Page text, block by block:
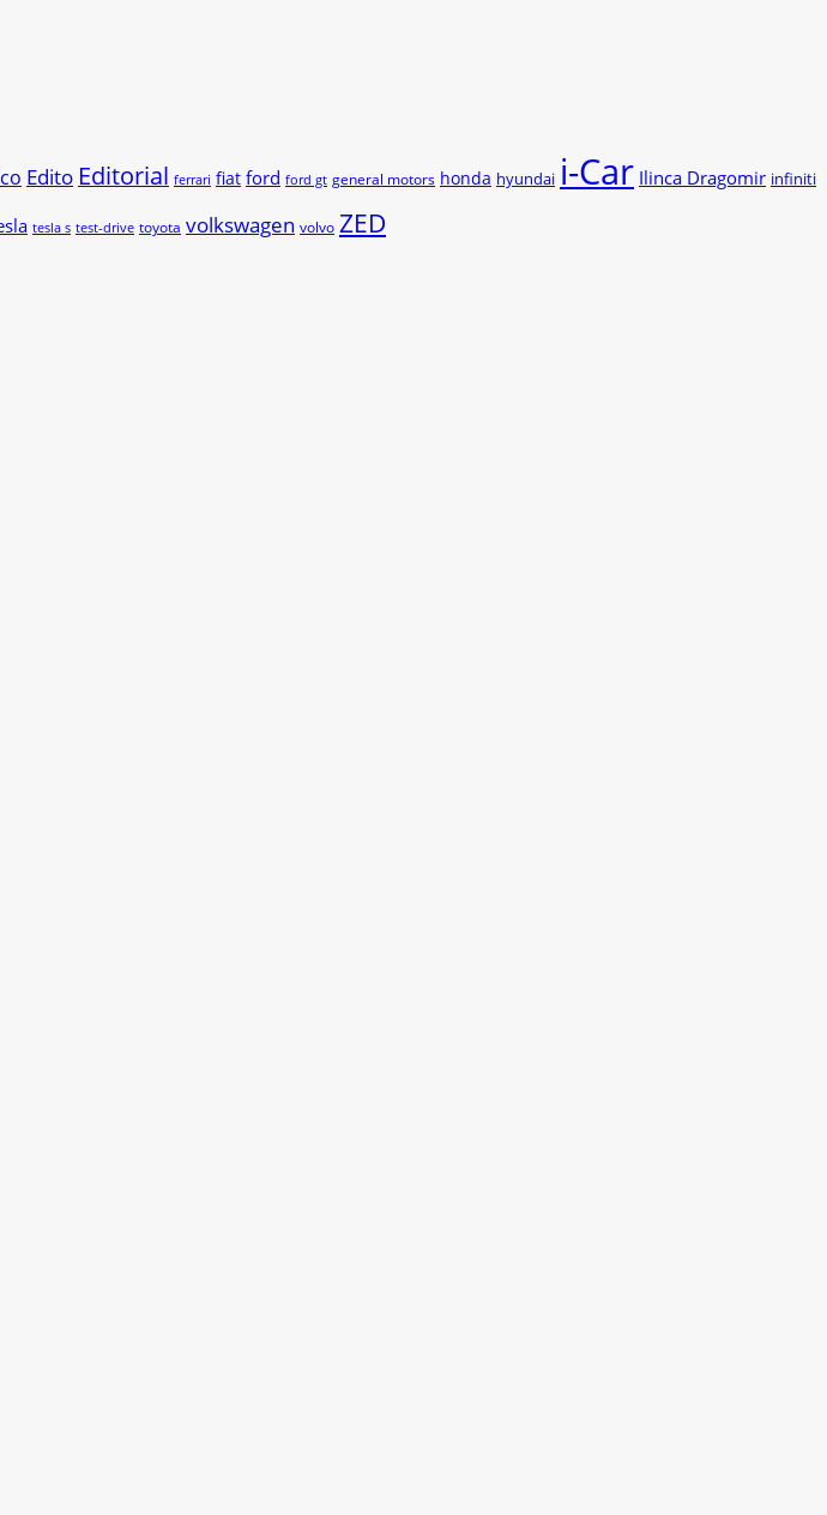
Edito Editorial ferrari fiat ford ford gt general motors honda hyundai i-Car Ilinca Dragomir infiniti
tesla s test-drive toyota volkswagen volvo ZED